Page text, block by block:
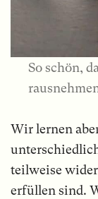
So schön,
Wir lernen
teilweise
erfüllen sind.